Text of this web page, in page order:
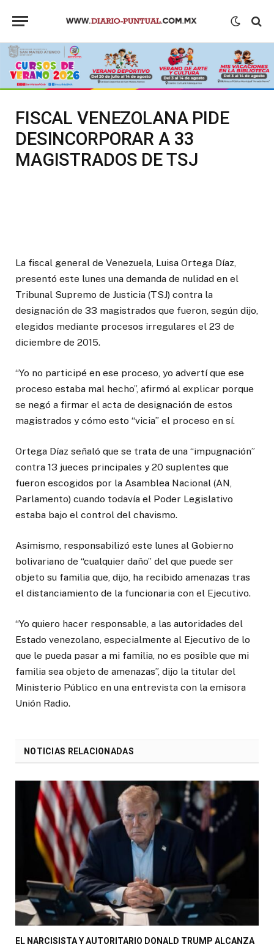
FISCAL VENEZOLANA PIDE
DESINCORPORAR A 33
MAGISTRADOS DE TSJ
La fiscal general de Venezuela, Luisa Ortega Díaz,
presentó este lunes una demanda de nulidad en el
Tribunal Supremo de Justicia (TSJ) contra la
designación de 33 magistrados que fueron, según dijo,
elegidos mediante procesos irregulares el 23 de
diciembre de 2015.
“Yo no participé en ese proceso, yo advertí que ese
proceso estaba mal hecho”, afirmó al explicar porque
se negó a firmar el acta de designación de estos
magistrados y cómo esto “vicia” el proceso en sí.
Ortega Díaz señaló que se trata de una “impugnación”
contra 13 jueces principales y 20 suplentes que
fueron escogidos por la Asamblea Nacional (AN,
Parlamento) cuando todavía el Poder Legislativo
estaba bajo el control del chavismo.
Asimismo, responsabilizó este lunes al Gobierno
bolivariano de “cualquier daño” del que puede ser
objeto su familia que, dijo, ha recibido amenazas tras
el distanciamiento de la funcionaria con el Ejecutivo.
“Yo quiero hacer responsable, a las autoridades del
Estado venezolano, especialmente al Ejecutivo de lo
que le pueda pasar a mi familia, no es posible que mi
familia sea objeto de amenazas”, dijo la titular del
Ministerio Público en una entrevista con la emisora
Unión Radio.
NOTICIAS RELACIONADAS
EL NARCISISTA Y AUTORITARIO DONALD TRUMP ALCANZA